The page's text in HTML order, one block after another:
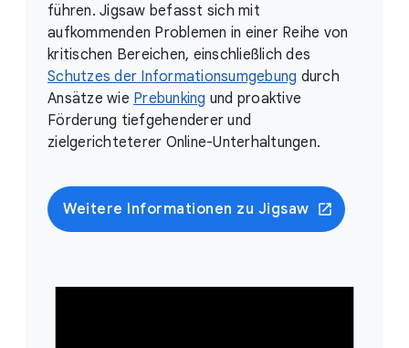
führen. Jigsaw befasst sich mit
aufkommenden Problemen in einer Reihe von
kritischen Bereichen, einschließlich des
Schutzes der Informationsumgebung durch
Ansätze wie Prebunking und proaktive
Förderung tiefgehenderer und
zielgerichteterer Online-Unterhaltungen.
Weitere Informationen zu Jigsaw